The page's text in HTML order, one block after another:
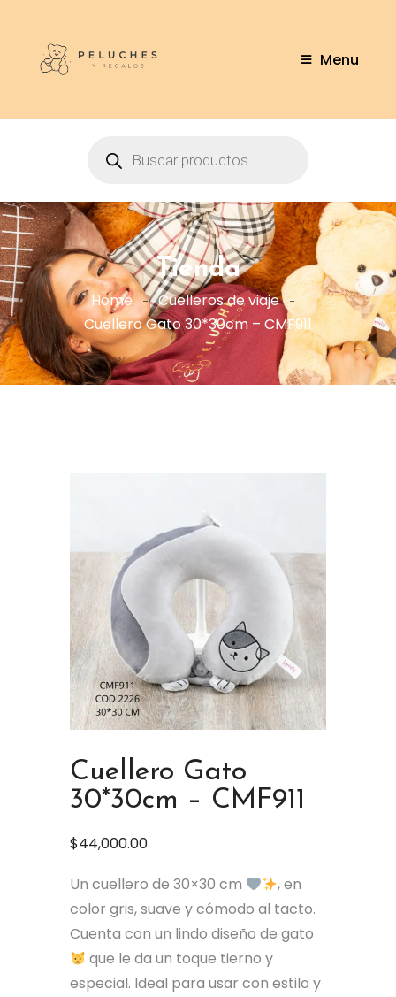
Menu
Tienda
Home
Cuelleros de viaje
Cuellero Gato 30*30cm – CMF911
Cuellero Gato
30*30cm – CMF911
$44,000.00
Un cuellero de 30×30 cm
, en
color gris, suave y cómodo al tacto.
Cuenta con un lindo diseño de gato
que le da un toque tierno y
especial. Ideal para usar con estilo y